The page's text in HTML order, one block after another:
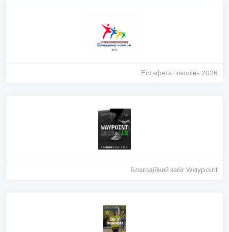
Естафета поколінь 2026
Благодійний забіг Waypoint